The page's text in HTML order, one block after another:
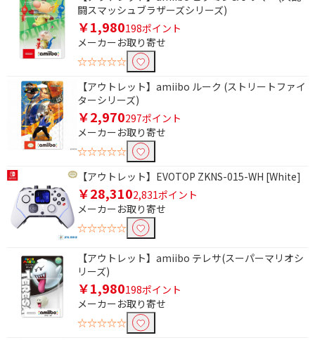
闘スマッシュブラザーズシリーズ)
￥1,980198ポイント
メーカーお取り寄せ
☆☆☆☆☆
【アウトレット】amiibo ルーク (ストリートファイ
ターシリーズ)
￥2,970297ポイント
メーカーお取り寄せ
☆☆☆☆☆
【アウトレット】EVOTOP ZKNS-015-WH [White]
￥28,3102,831ポイント
メーカーお取り寄せ
☆☆☆☆☆
【アウトレット】amiibo テレサ(スーパーマリオシ
リーズ)
￥1,980198ポイント
メーカーお取り寄せ
☆☆☆☆☆
除外する にチェックを入れると、指定したワード
を除外して検索します。
価格で絞り込む
円~
円
CERO年齢区分で絞り込む
A：全年齢対象 B：12歳以上対象